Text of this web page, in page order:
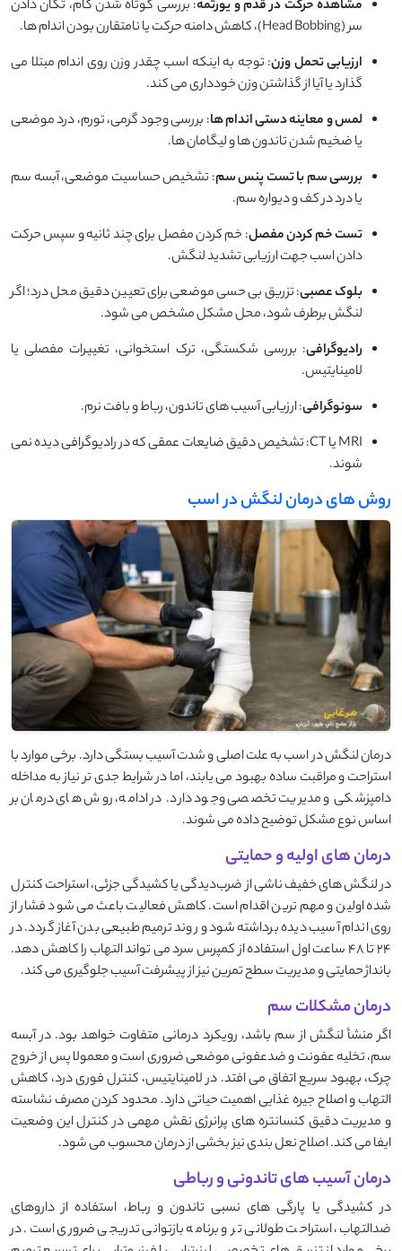
مشاهده حرکت در قدم و یورتمه: بررسی کوتاه شدن گام، تکان دادن
سر (Head Bobbing)، کاهش دامنه حرکت یا نامتقارن بودن اندام‌ ها.
ارزیابی تحمل وزن: توجه به اینکه اسب چقدر وزن روی اندام مبتلا می
‌گذارد یا آیا از گذاشتن وزن خودداری می ‌کند.
لمس و معاینه دستی اندام‌ ها: بررسی وجود گرمی، تورم، درد موضعی
یا ضخیم شدن تاندون ‌ها و لیگامان ‌ها.
بررسی سم با تست پنس سم: تشخیص حساسیت موضعی، آبسه سم
یا درد در کف و دیواره سم.
تست خم کردن مفصل: خم کردن مفصل برای چند ثانیه و سپس حرکت
دادن اسب جهت ارزیابی تشدید لنگش.
بلوک عصبی: تزریق بی ‌حسی موضعی برای تعیین دقیق محل درد؛ اگر
لنگش برطرف شود، محل مشکل مشخص می‌ شود.
رادیوگرافی: بررسی شکستگی، ترک استخوانی، تغییرات مفصلی یا
لامینایتیس.
سونوگرافی: ارزیابی آسیب ‌های تاندون، رباط و بافت نرم.
MRI یا CT: تشخیص دقیق ضایعات عمقی که در رادیوگرافی دیده نمی‌
شوند.
روش های درمان لنگش در اسب
درمان لنگش در اسب به علت اصلی و شدت آسیب بستگی دارد. برخی موارد با
استراحت و مراقبت ساده بهبود می ‌یابند، اما در شرایط جدی ‌تر نیاز به مداخله
دامپزشکی و مدیریت تخصصی وجود دارد. در ادامه، روش‌ های درمان بر
اساس نوع مشکل توضیح داده می‌ شوند.
درمان‌ های اولیه و حمایتی
در لنگش ‌های خفیف ناشی از ضرب‌دیدگی یا کشیدگی جزئی، استراحت کنترل‌
شده اولین و مهم‌ ترین اقدام است. کاهش فعالیت باعث می ‌شود فشار از
روی اندام آسیب‌ دیده برداشته شود و روند ترمیم طبیعی بدن آغاز گردد. در
۲۴ تا ۴۸ ساعت اول استفاده از کمپرس سرد می ‌تواند التهاب را کاهش دهد.
بانداژ حمایتی و مدیریت سطح تمرین نیز از پیشرفت آسیب جلوگیری می ‌کند.
درمان مشکلات سم
اگر منشأ لنگش از سم باشد، رویکرد درمانی متفاوت خواهد بود. در آبسه
سم، تخلیه عفونت و ضدعفونی موضعی ضروری است و معمولا پس از خروج
چرک، بهبود سریع اتفاق می ‌افتد. در لامینایتیس، کنترل فوری درد، کاهش
التهاب و اصلاح جیره غذایی اهمیت حیاتی دارد. محدود کردن مصرف نشاسته
و مدیریت دقیق کنسانتره ‌های پرانرژی نقش مهمی در کنترل این وضعیت
ایفا می ‌کند. اصلاح نعل ‌بندی نیز بخشی از درمان محسوب می ‌شود.
درمان آسیب ‌های تاندونی و رباطی
در کشیدگی یا پارگی‌ های نسبی تاندون و رباط، استفاده از داروهای
ضدالتهاب، استراحت طولانی ‌تر و برنامه بازتوانی تدریجی ضروری است. در